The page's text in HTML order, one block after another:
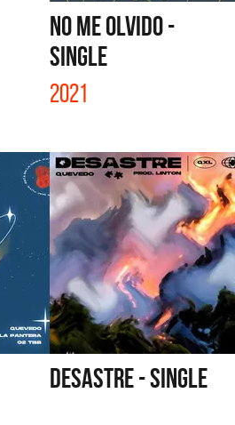
NO ME OLVIDO -
SINGLE
2021
DESASTRE - SINGLE